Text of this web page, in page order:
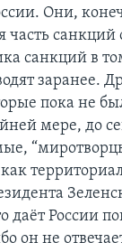
Они,
санкций
санкций в
заранее.
пока не
мере, до
России
он не